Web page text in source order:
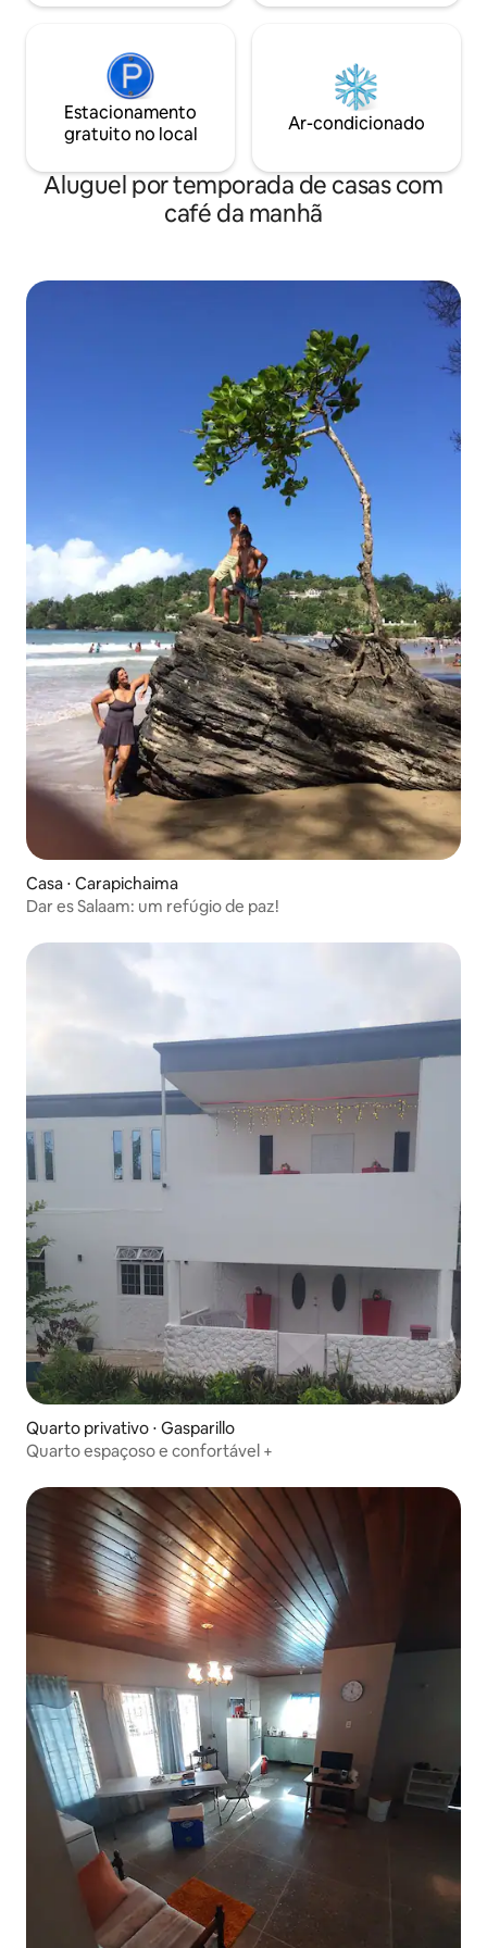
Estacionamento
gratuito no local
Ar-condicionado
Aluguel por temporada de casas com
café da manhã
Casa ⋅ Carapichaima
Dar es Salaam: um refúgio de paz!
Quarto privativo ⋅ Gasparillo
Quarto espaçoso e confortável +